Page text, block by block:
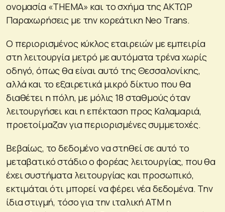
ονομασία «THEMA» και το σχήμα της ΑΚΤΩΡ
Παραχωρήσεις με την κορεάτικη Neo Trans.
Ο περιορισμένος κύκλος εταιρειών με εμπειρία
στη λειτουργία μετρό με αυτόματα τρένα χωρίς
οδηγό, όπως θα είναι αυτό της Θεσσαλονίκης,
αλλά και το εξαιρετικά μικρό δίκτυο που θα
διαθέτει η πόλη, με μόλις 18 σταθμούς όταν
λειτουργήσει και η επέκταση προς Καλαμαριά,
προετοίμαζαν για περιορισμένες συμμετοχές.
Βεβαίως, το δεδομένο να στηθεί σε αυτό το
μεταβατικό στάδιο ο φορέας λειτουργίας, που θα
έχει συστήματα λειτουργίας και προσωπικό,
εκτιμάται ότι μπορεί να φέρει νέα δεδομένα. Την
ίδια στιγμή, τόσο για την ιταλική ATM η